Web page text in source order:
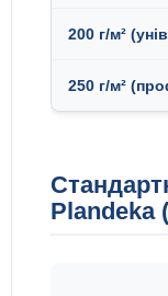
Plandeka